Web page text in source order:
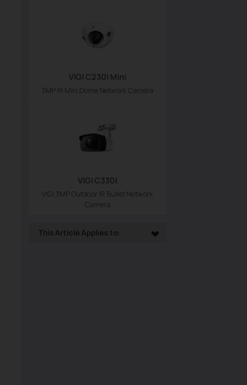
VIGI C230I Mini
3MP IR Mini Dome Network Camera
VIGI C330I
VIGI 3MP Outdoor IR Bullet Network
Camera
This Article Applies to: